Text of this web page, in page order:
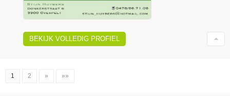
BEKIJK VOLLEDIG PROFIEL
1 2 » »»